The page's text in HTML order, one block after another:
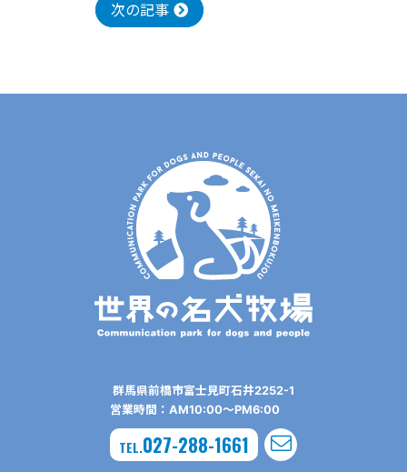
次の記事
群⾺県前橋市富⼠⾒町⽯井2252-1
営業時間：AM10:00〜PM6:00
TEL.027-288-1661